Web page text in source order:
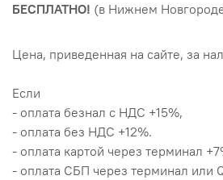
БЕСПЛАТНО! (в Нижнем
Цена, приведенная на сайте, за
Если
- оплата безнал с НДС +15%,
- оплата без НДС +12%.
- оплата картой через терминал
- оплата СБП через терминал или